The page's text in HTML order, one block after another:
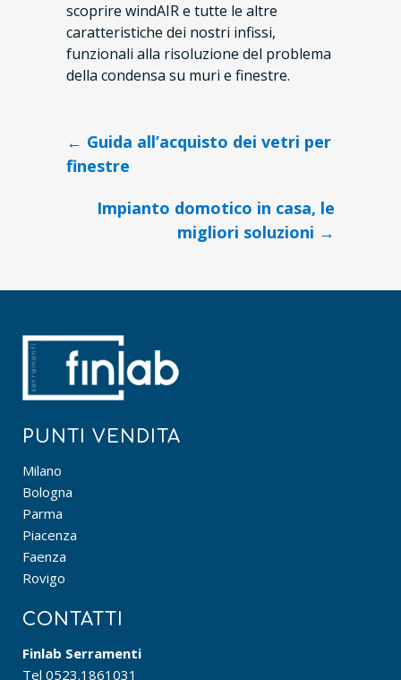
scoprire windAIR e tutte le altre
caratteristiche dei nostri infissi,
funzionali alla risoluzione del problema
della condensa su muri e finestre.
Navigazione
articoli
← Guida all’acquisto dei vetri per
finestre
Impianto domotico in casa, le
migliori soluzioni →
PUNTI VENDITA
Milano
Bologna
Parma
Piacenza
Faenza
Rovigo
CONTATTI
Finlab Serramenti
Tel 0523.1861031